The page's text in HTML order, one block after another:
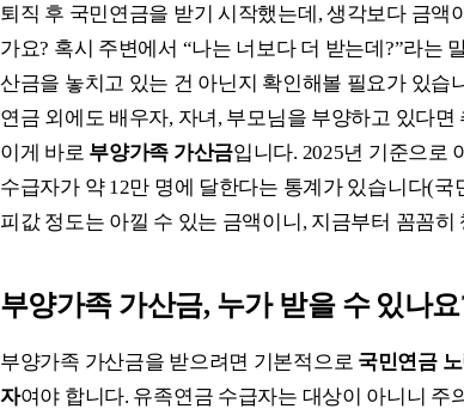
퇴직 후 국민연금을 받기 시작했는데, 생각보다 금액
가요? 혹시 주변에서 “나는 너보다 더 받는데?”라는
산금을 놓치고 있는 건 아닌지 확인해볼 필요가 있습
연금 외에도 배우자, 자녀, 부모님을 부양하고 있다
이게 바로 부양가족 가산금입니다. 2025년 기준으로
수급자가 약 12만 명에 달한다는 통계가 있습니다(국
피값 정도는 아낄 수 있는 금액이니, 지금부터 꼼꼼히
부양가족 가산금, 누가 받을 수 있나요
부양가족 가산금을 받으려면 기본적으로 국민연금
자여야 합니다. 유족연금 수급자는 대상이 아니니 주